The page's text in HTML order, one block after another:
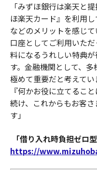
「みずほ銀行は楽天と
ほ楽天カード』を利用
などのメリットを感じ
口座としてご利用いた
料になるうれしい特典
す。金融機関として、
極めて重要だと考えてい
『何かお役に立てるこ
続け、これからもお客
す」
「借り入れ時負担ゼロ
https://